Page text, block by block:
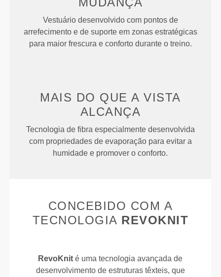
Vestuário desenvolvido com pontos de
arrefecimento e de suporte em zonas estratégicas
para maior frescura e conforto durante o treino.
MAIS DO QUE A VISTA
ALCANÇA
Tecnologia de fibra especialmente desenvolvida
com propriedades de evaporação para evitar a
humidade e promover o conforto.
CONCEBIDO COM A
TECNOLOGIA REVOKNIT
RevoKnit é uma tecnologia avançada de
desenvolvimento de estruturas têxteis, que